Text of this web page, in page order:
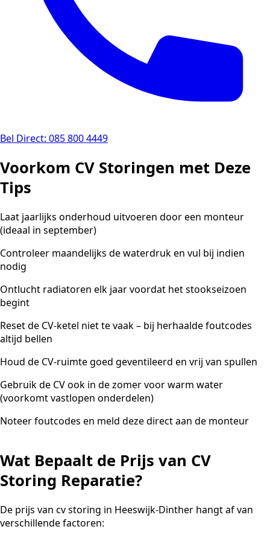
Bel Direct: 085 800 4449
Voorkom CV Storingen met Deze
Tips
Laat jaarlijks onderhoud uitvoeren door een monteur
(ideaal in september)
Controleer maandelijks de waterdruk en vul bij indien
nodig
Ontlucht radiatoren elk jaar voordat het stookseizoen
begint
Reset de CV-ketel niet te vaak – bij herhaalde foutcodes
altijd bellen
Houd de CV-ruimte goed geventileerd en vrij van spullen
Gebruik de CV ook in de zomer voor warm water
(voorkomt vastlopen onderdelen)
Noteer foutcodes en meld deze direct aan de monteur
Wat Bepaalt de Prijs van CV
Storing Reparatie?
De prijs van cv storing in Heeswijk-Dinther hangt af van
verschillende factoren: